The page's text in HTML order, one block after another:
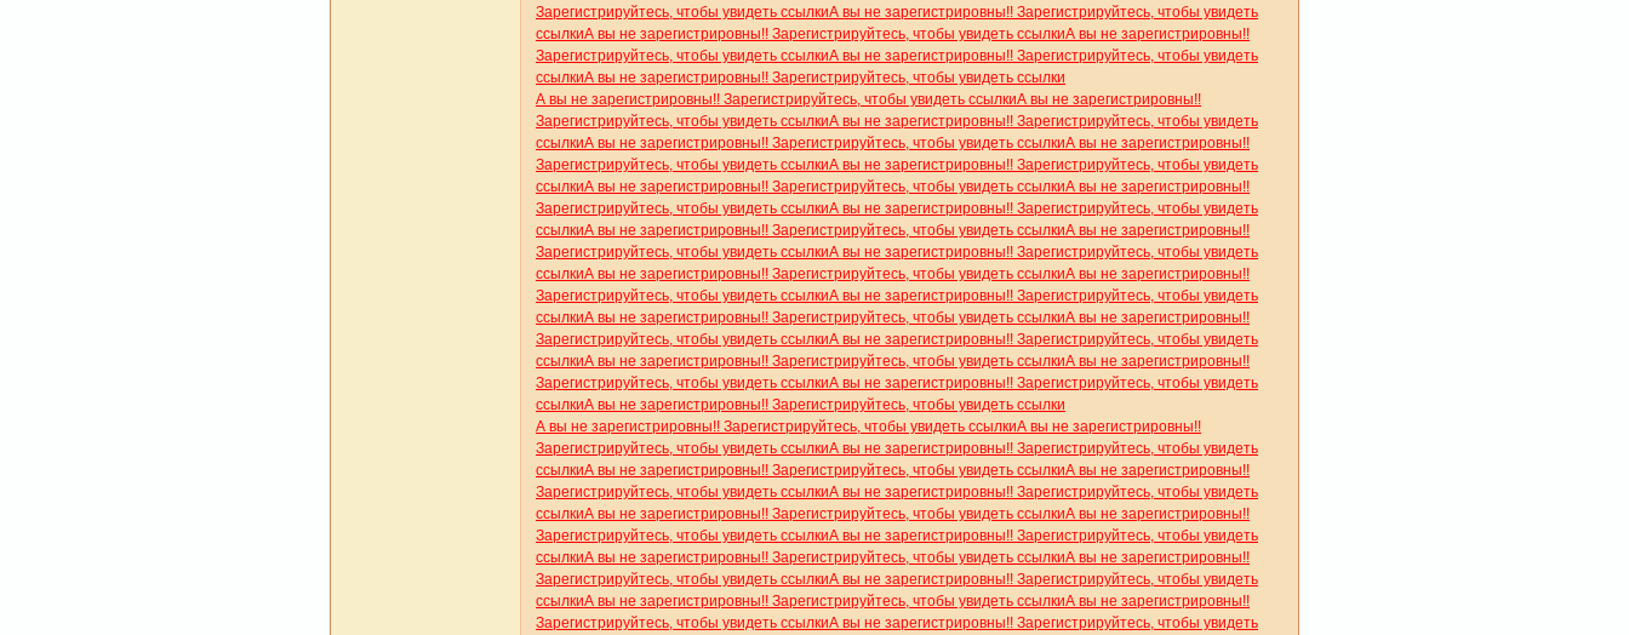
Зарегистрируйтесь, чтобы увидеть ссылкиА вы не зарегистрировны!! Зарегистрируйтесь, чтобы увидеть
ссылкиА вы не зарегистрировны!! Зарегистрируйтесь, чтобы увидеть ссылкиА вы не зарегистрировны!!
Зарегистрируйтесь, чтобы увидеть ссылкиА вы не зарегистрировны!! Зарегистрируйтесь, чтобы увидеть
ссылкиА вы не зарегистрировны!! Зарегистрируйтесь, чтобы увидеть ссылки
А вы не зарегистрировны!! Зарегистрируйтесь, чтобы увидеть ссылкиА вы не зарегистрировны!!
Зарегистрируйтесь, чтобы увидеть ссылкиА вы не зарегистрировны!! Зарегистрируйтесь, чтобы увидеть
ссылкиА вы не зарегистрировны!! Зарегистрируйтесь, чтобы увидеть ссылкиА вы не зарегистрировны!!
Зарегистрируйтесь, чтобы увидеть ссылкиА вы не зарегистрировны!! Зарегистрируйтесь, чтобы увидеть
ссылкиА вы не зарегистрировны!! Зарегистрируйтесь, чтобы увидеть ссылкиА вы не зарегистрировны!!
Зарегистрируйтесь, чтобы увидеть ссылкиА вы не зарегистрировны!! Зарегистрируйтесь, чтобы увидеть
ссылкиА вы не зарегистрировны!! Зарегистрируйтесь, чтобы увидеть ссылкиА вы не зарегистрировны!!
Зарегистрируйтесь, чтобы увидеть ссылкиА вы не зарегистрировны!! Зарегистрируйтесь, чтобы увидеть
ссылкиА вы не зарегистрировны!! Зарегистрируйтесь, чтобы увидеть ссылкиА вы не зарегистрировны!!
Зарегистрируйтесь, чтобы увидеть ссылкиА вы не зарегистрировны!! Зарегистрируйтесь, чтобы увидеть
ссылкиА вы не зарегистрировны!! Зарегистрируйтесь, чтобы увидеть ссылкиА вы не зарегистрировны!!
Зарегистрируйтесь, чтобы увидеть ссылкиА вы не зарегистрировны!! Зарегистрируйтесь, чтобы увидеть
ссылкиА вы не зарегистрировны!! Зарегистрируйтесь, чтобы увидеть ссылкиА вы не зарегистрировны!!
Зарегистрируйтесь, чтобы увидеть ссылкиА вы не зарегистрировны!! Зарегистрируйтесь, чтобы увидеть
ссылкиА вы не зарегистрировны!! Зарегистрируйтесь, чтобы увидеть ссылки
А вы не зарегистрировны!! Зарегистрируйтесь, чтобы увидеть ссылкиА вы не зарегистрировны!!
Зарегистрируйтесь, чтобы увидеть ссылкиА вы не зарегистрировны!! Зарегистрируйтесь, чтобы увидеть
ссылкиА вы не зарегистрировны!! Зарегистрируйтесь, чтобы увидеть ссылкиА вы не зарегистрировны!!
Зарегистрируйтесь, чтобы увидеть ссылкиА вы не зарегистрировны!! Зарегистрируйтесь, чтобы увидеть
ссылкиА вы не зарегистрировны!! Зарегистрируйтесь, чтобы увидеть ссылкиА вы не зарегистрировны!!
Зарегистрируйтесь, чтобы увидеть ссылкиА вы не зарегистрировны!! Зарегистрируйтесь, чтобы увидеть
ссылкиА вы не зарегистрировны!! Зарегистрируйтесь, чтобы увидеть ссылкиА вы не зарегистрировны!!
Зарегистрируйтесь, чтобы увидеть ссылкиА вы не зарегистрировны!! Зарегистрируйтесь, чтобы увидеть
ссылкиА вы не зарегистрировны!! Зарегистрируйтесь, чтобы увидеть ссылкиА вы не зарегистрировны!!
Зарегистрируйтесь, чтобы увидеть ссылкиА вы не зарегистрировны!! Зарегистрируйтесь, чтобы увидеть